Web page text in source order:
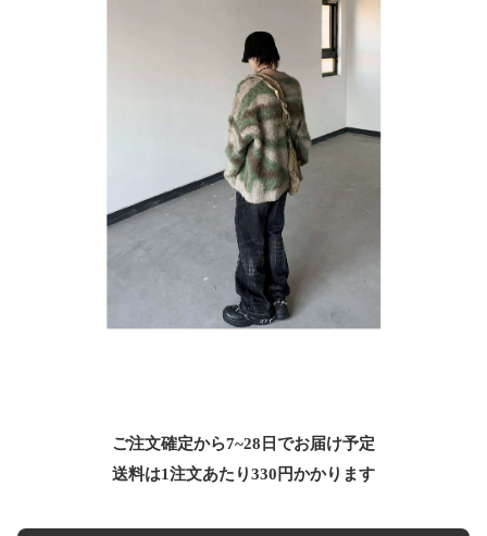
ご注文確定から7~28日でお届け予定
送料は1注文あたり330 円かかります